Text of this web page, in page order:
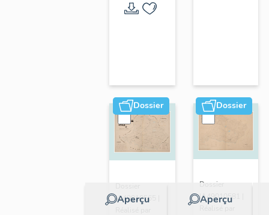
Dossier
Aperçu
IA49010565 |
Dossier
Aperçu
Dossier
IA49010581 |